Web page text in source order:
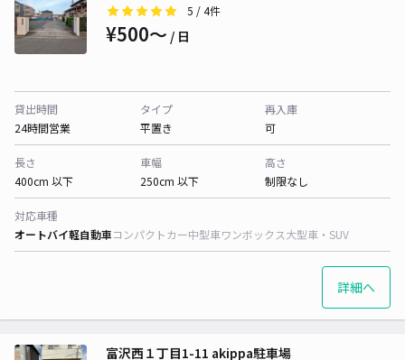
5 / 4件
¥500〜 / 日
貸出時間
24時間営業
タイプ
平置き
再入庫
可
長さ
400cm 以下
車幅
250cm 以下
高さ
制限なし
対応車種
オートバイ軽自動車コンパクトカー中型車ワンボックス大型車・SUV
詳細へ
富沢西１丁目1-11 akippa駐車場